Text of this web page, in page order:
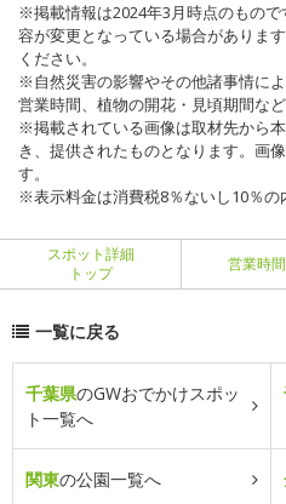
※掲載情報は2024年3月時点のもの
容が変更となっている場合がありま
ください。
※自然災害の影響やその他諸事情に
営業時間、植物の開花・見頃期間な
※掲載されている画像は取材先から
き、提供されたものとなります。画
す。
※表示料金は消費税8％ないし10％の
スポット詳細
トップ
営業時
一覧に戻る
千葉県のGWおでかけスポッ
ト一覧へ
関東の公園一覧へ